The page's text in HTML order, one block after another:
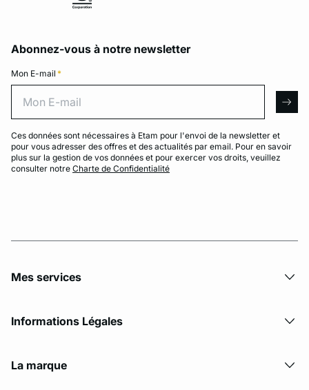
Abonnez-vous à notre newsletter
Mon E-mail *
Ces données sont nécessaires à Etam pour l'envoi de la newsletter et
pour vous adresser des offres et des actualités par email. Pour en savoir
plus sur la gestion de vos données et pour exercer vos droits, veuillez
consulter notre Charte de Confidentialité
Mes services
Informations Légales
La marque